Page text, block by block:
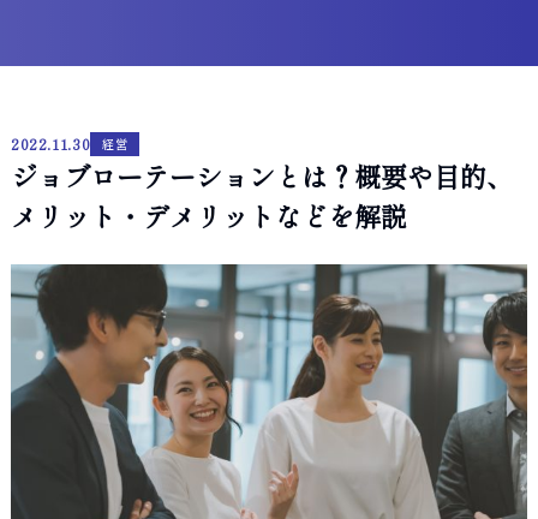
2022.11.30 経営
ジョブローテーションとは？概要や目的、
メリット・デメリットなどを解説